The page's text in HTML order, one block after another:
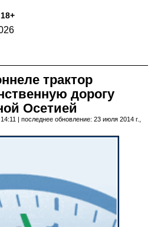
трактор
дорогу
Осетией
| последнее обновление: 23 июля 2014 г.,